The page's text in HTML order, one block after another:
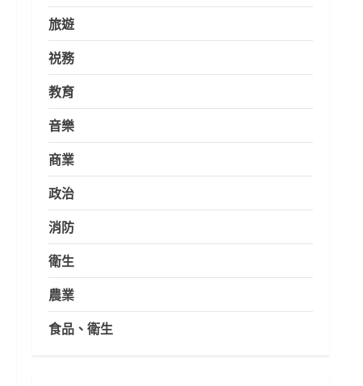
旅遊
祱務
教育
音樂
商業
政治
消防
衛生
農業
食品、衛生